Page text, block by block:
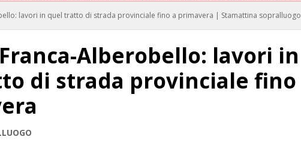
lavori in quel tratto di strada provinciale fino a primavera | Stamattina sopralluogo
Alberobello: lavori in
di strada provinciale fino